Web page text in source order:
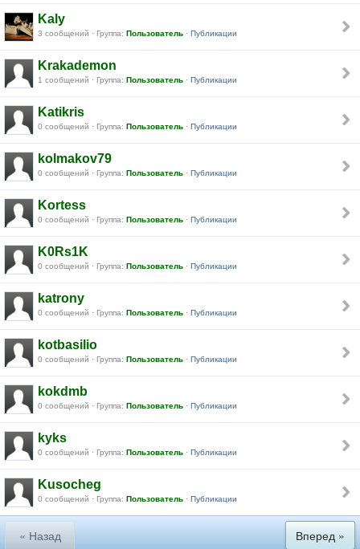
Kaly
3 сообщений · Группа: Пользователь · Публикации
Krakademon
1 сообщений · Группа: Пользователь · Публикации
Katikris
0 сообщений · Группа: Пользователь · Публикации
kolmakov79
0 сообщений · Группа: Пользователь · Публикации
Kortess
0 сообщений · Группа: Пользователь · Публикации
K0Rs1K
0 сообщений · Группа: Пользователь · Публикации
katrony
0 сообщений · Группа: Пользователь · Публикации
kotbasilio
0 сообщений · Группа: Пользователь · Публикации
kokdmb
0 сообщений · Группа: Пользователь · Публикации
kyks
0 сообщений · Группа: Пользователь · Публикации
Kusocheg
0 сообщений · Группа: Пользователь · Публикации
« Назад Вперед »